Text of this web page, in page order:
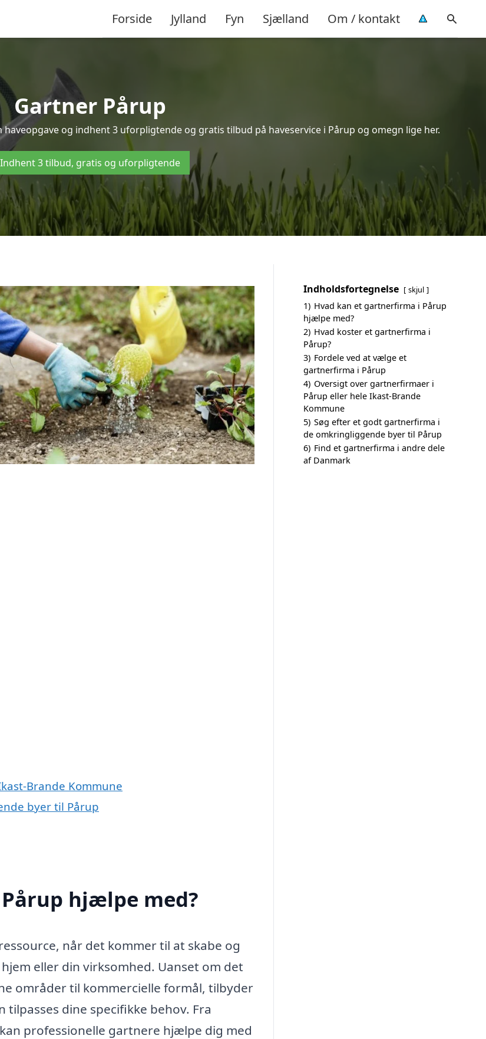
Forside Jylland Fyn Sjælland Om / kontakt
Gartner Pårup
og indhent 3 uforpligtende og gratis tilbud på haveservice i Pårup og omegn lige her.
Indhent 3 tilbud, gratis og uforpligtende
Brande Kommune
byer til Pårup
hjælpe med?
når det kommer til at skabe og
eller din virksomhed. Uanset om det
områder til kommercielle formål, tilbyder
dine specifikke behov. Fra
professionelle gartnere hjælpe dig med
Indholdsfortegnelse skjul
1) Hvad kan et gartnerfirma i Pårup
hjælpe med?
2) Hvad koster et gartnerfirma i
Pårup?
3) Fordele ved at vælge et
gartnerfirma i Pårup
4) Oversigt over gartnerfirmaer i
Pårup eller hele Ikast-Brande
Kommune
5) Søg efter et godt gartnerfirma i
de omkringliggende byer til Pårup
6) Find et gartnerfirma i andre dele
af Danmark